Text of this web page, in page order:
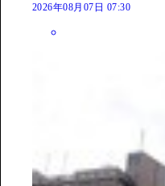
2026年08月07日 07:30